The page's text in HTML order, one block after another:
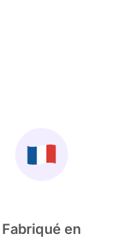
Fabriqué en